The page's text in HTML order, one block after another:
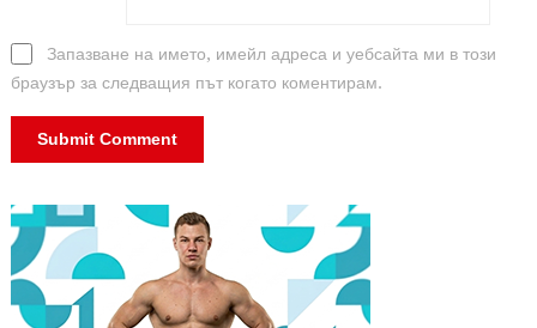
Запазване на името, имейл адреса и уебсайта ми в този
браузър за следващия път когато коментирам.